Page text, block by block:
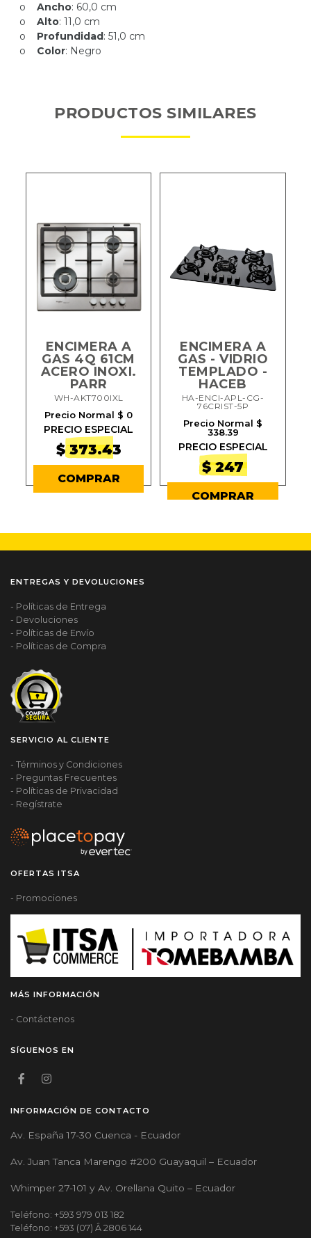
o Ancho: 60,0 cm
o Alto: 11,0 cm
o Profundidad: 51,0 cm
o Color: Negro
PRODUCTOS SIMILARES
ENCIMERA A
GAS 4Q 61CM
ACERO INOXI.
PARR
WH-AKT700IXL
Precio Normal $ 0
PRECIO ESPECIAL
$ 373.43
COMPRAR
ENCIMERA A
GAS - VIDRIO
TEMPLADO -
HACEB
HA-ENCI-APL-CG-
76CRIST-5P
Precio Normal $
338.39
PRECIO ESPECIAL
$ 247
COMPRAR
ENTREGAS Y DEVOLUCIONES
- Políticas de Entrega
- Devoluciones
- Políticas de Envío
- Políticas de Compra
SERVICIO AL CLIENTE
- Términos y Condiciones
- Preguntas Frecuentes
- Políticas de Privacidad
- Regístrate
OFERTAS ITSA
- Promociones
MÁS INFORMACIÓN
- Contáctenos
SÍGUENOS EN
INFORMACIÓN DE CONTACTO
Av. España 17-30 Cuenca - Ecuador
Av. Juan Tanca Marengo #200 Guayaquil – Ecuador
Whimper 27-101 y Av. Orellana Quito – Ecuador
Teléfono: +593 979 013 182
Teléfono: +593 (07) Â 2806 144